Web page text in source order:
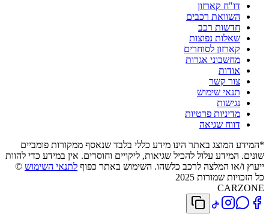
דו"ח קארזון
השוואת רכבים
חדשות רכב
שאלות נפוצות
קארזון לסוחרים
מחשבוני אגרות
אודות
צור קשר
תנאי שימוש
נגישות
מדיניות פרטיות
דווח שגיאה
*המידע המוצג באתר הינו מידע כללי בלבד שנאסף ממקורות פומביים
שונים. המידע עלול להכיל שגיאות, ליקויים וחוסרים. אין במידע כדי להוות
ייעוץ ו/או המלצה לרכב כלשהו. השימוש באתר כפוף לתנאי השימוש ©
כל הזכויות שמורות 2025
CARZONE